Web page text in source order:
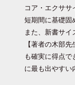
コア・エクササ
短期間に基礎固
また、新書サイ
【著者の木部
も確実に得点
に最も出やすい